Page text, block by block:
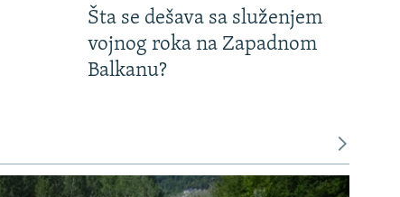
Šta se dešava sa služenjem
vojnog roka na Zapadnom
Balkanu?